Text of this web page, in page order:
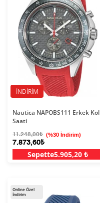
İNDIRIM
Sepette5.905,20 ₺
Nautica NAPOBS111 Erkek Kol
Saati
11.248,00₺ (%30 İndirim)
7.873,60₺
Online Özel
İndirim